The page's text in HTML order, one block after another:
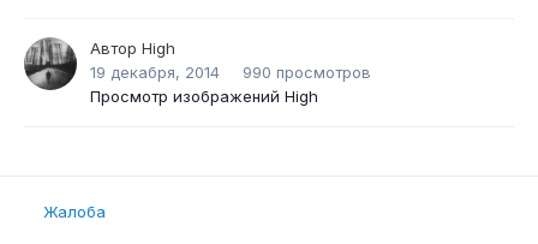
Автор High
19 декабря, 2014
990 просмотров
Просмотр изображений High
Жалоба